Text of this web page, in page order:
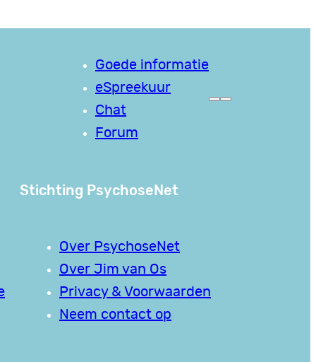
Goede informatie
eSpreekuur
Chat
Forum
Stichting PsychoseNet
Over PsychoseNet
Over Jim van Os
Privacy & Voorwaarden
Neem contact op